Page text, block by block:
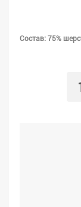
Состав: 75%